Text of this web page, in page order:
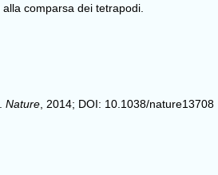
comparsa dei tetrapodi.
Nature , 2014; DOI: 10.1038/nature13708